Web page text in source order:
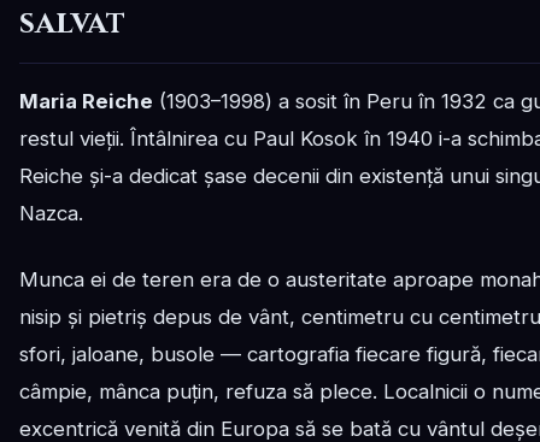
salvat
Maria Reiche (1903–1998) a sosit în Peru în 1932 ca
restul vieții. Întâlnirea cu Paul Kosok în 1940 i-a
Reiche și-a dedicat șase decenii din existență unui
Nazca.
Munca ei de teren era de o austeritate aproape
nisip și pietriș depus de vânt, centimetru cu
sfori, jaloane, busole — cartografia fiecare figură,
câmpie, mânca puțin, refuza să plece. Localnicii o
excentrică venită din Europa să se bată cu vântul